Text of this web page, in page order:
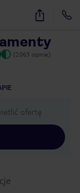
14
(2063 opinie)
ofertę